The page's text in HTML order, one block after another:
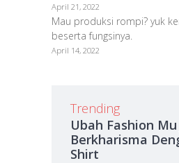
April 21, 2022
Mau produksi rompi? yuk
beserta fungsinya.
April 14, 2022
Trending
Ubah Fashion
Berkharisma
Shirt